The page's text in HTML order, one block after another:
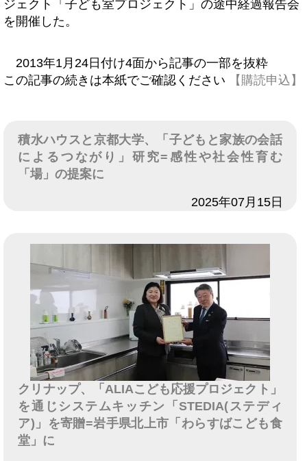
ジェクト「子ども室プロジェクト」の途中経過報告会
を開催した。
2013年1月24日付け4面から記事の一部を抜粋
この記事の続きは本紙でご確認ください
【購読申込】
積水ハウスと京都大学、「子どもと家族の会話
によるつながり」研究=感性や社会性育む
「場」の提案に
2025年07月15日
クリナップ、「ALIAこども応援プロジェクト」
を通じシステムキッチン「STEDIA(ステディ
ア)」を寄贈=岩手県北上市「わらすばこども食
堂」に